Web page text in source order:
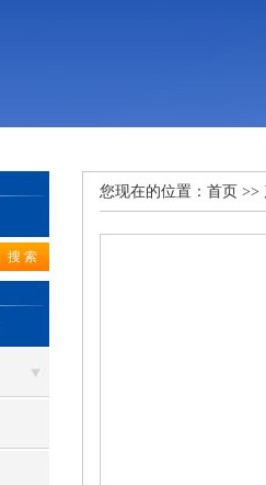
您现在的位置： 首页 >>